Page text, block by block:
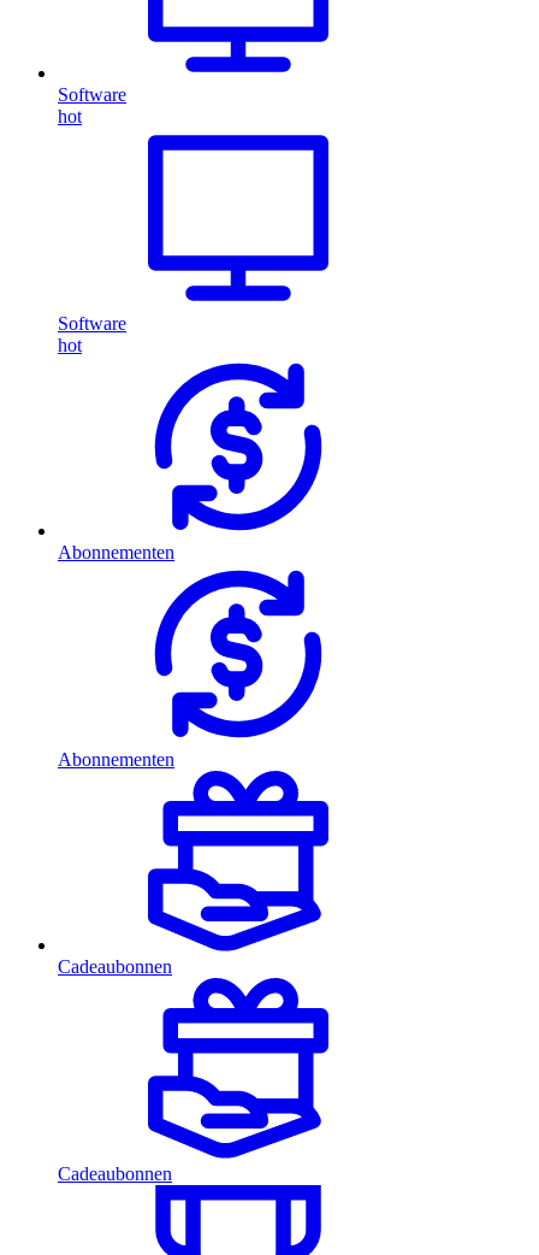
Software
hot
Software
hot
Abonnementen
Abonnementen
Cadeaubonnen
Cadeaubonnen